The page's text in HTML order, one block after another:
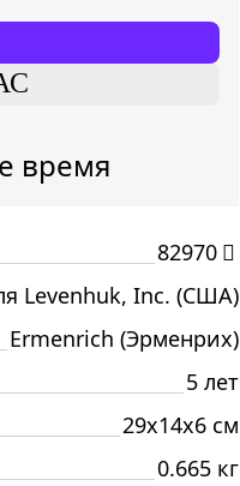
время
82970
Levenhuk, Inc. (США)
Ermenrich (Эрменрих)
5 лет
29x14x6 см
0.665 кг